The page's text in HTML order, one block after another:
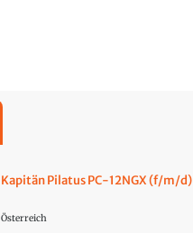
Kapitän Pilatus PC-12NGX (f/m/d)
Österreich